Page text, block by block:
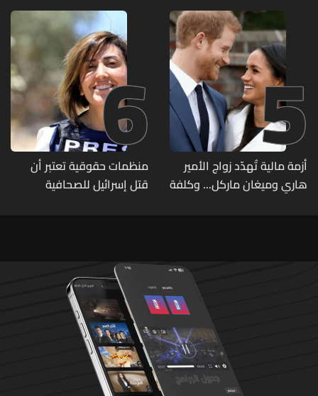
5
أزمة مالية تُهدّد زواج الأمير
هاري وميغان ماركل... وكلفة
6
منظمات حقوقية تعتبر أن
قتل إسرائيل للصحافية